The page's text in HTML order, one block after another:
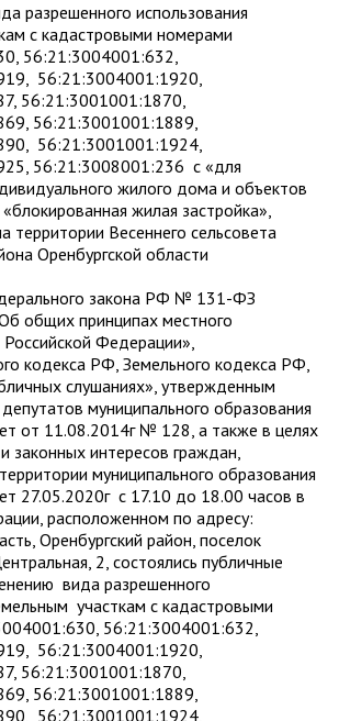
разрешенного использования
с кадастровыми номерами
56:21:3004001:632,
56:21:3004001:1920,
56:21:3001001:1870,
56:21:3001001:1889,
56:21:3001001:1924,
56:21:3008001:236 с «для
жилого дома и объектов
жилая застройка»,
территории Весеннего сельсовета
Оренбургской области
закона РФ № 131-ФЗ
общих принципах местного
Федерации»,
кодекса РФ, Земельного кодекса РФ,
слушаниях», утвержденным
муниципального образования
от 11.08.2014г № 128, а также в целях
законных интересов граждан,
муниципального образования
27.05.2020г с 17.10 до 18.00 часов в
расположенном по адресу:
Оренбургский район, поселок
2, состоялись публичные
вида разрешенного
участкам с кадастровыми
56:21:3004001:632,
56:21:3004001:1920,
56:21:3001001:1870,
56:21:3001001:1889,
56:21:3001001:1924,